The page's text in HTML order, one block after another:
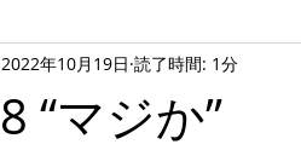
“マジか”
2022年10月19日 読了時間: 1分